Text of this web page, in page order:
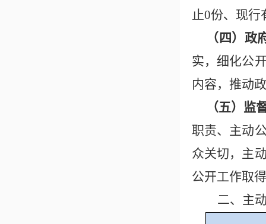
止0份、现行
（四）政
实，细化公
内容，推动
（五）监
职责、主动
众关切，主
公开工作取
二、主